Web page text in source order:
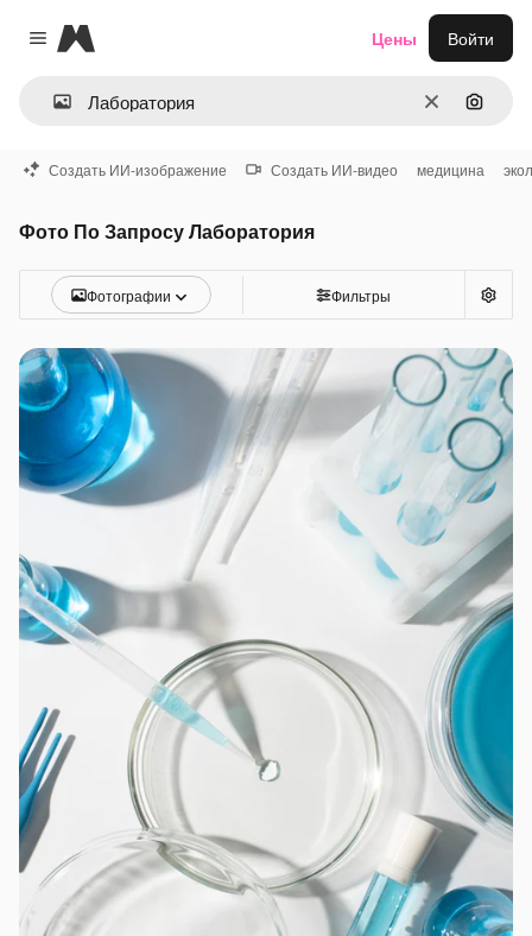
Close menu
Magnific
ОчиститьПоиск
Цены Войти
Создать ИИ-изображение Создать ИИ-видео медицина
Фото По Запросу Лаборатория
Фотографии Фильтры